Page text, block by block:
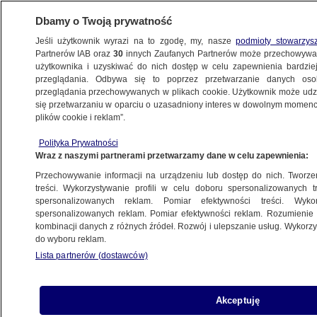
KRAKÓW
współpracowników. Wcześniej mówili,
że wracają do pracy
28.10.2025, 12:52Aktualizacja:28.10.2025, 14:38
Posłuchaj artykułu
Czyta lektor AI
Dbamy o Twoją prywatność
Jeśli użytkownik wyrazi na to zgodę, my, naszepodmioty
Partnerów IAB oraz30 innych Zaufanych Partnerów może
użytkownika i uzyskiwać do nich dostęp w celu zapewnienia
przeglądania. Odbywa się to poprzez przetwarzanie danych
przeglądania przechowywanych w plikach cookie. Użytkownik może
się przetwarzaniu w oparciu o uzasadniony interes w dowolnym
plików cookie i reklam”.
Polityka Prywatności
Wraz z naszymi partnerami przetwarzamy dane w celu zapewnienia:
Przechowywanie informacji na urządzeniu lub dostęp do nich.
treści. Wykorzystywanie profili w celu doboru spersonalizowanych
spersonalizowanych reklam. Pomiar efektywności treści.
spersonalizowanych reklam. Pomiar efektywności reklam.
kombinacji danych z różnych źródeł. Rozwój i ulepszanie usług.
do wyboru reklam.
Lista partnerów (dostawców)
Akceptuję